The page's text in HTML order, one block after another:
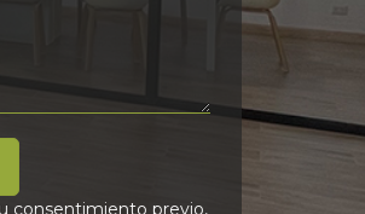
consentimiento previo,